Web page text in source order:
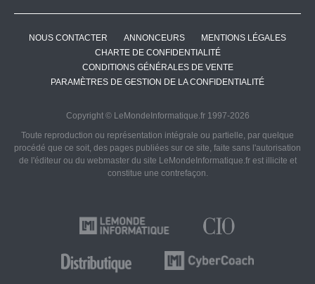
NOUS CONTACTER ANNONCEURS
MENTIONS LÉGALES
CHARTE DE CONFIDENTIALITÉ
CONDITIONS GÉNÉRALES DE VENTE
PARAMÈTRES DE GESTION DE LA CONFIDENTIALITÉ
Copyright © LeMondeInformatique.fr 1997-2026
Toute reproduction ou représentation intégrale ou partielle, par quelque
procédé que ce soit, des pages publiées sur ce site, faite sans l'autorisation
de l'éditeur ou du webmaster du site LeMondeInformatique.fr est illicite et
constitue une contrefaçon.